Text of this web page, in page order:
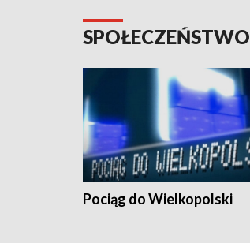
SPOŁECZEŃSTWO
Pociąg do Wielkopolski